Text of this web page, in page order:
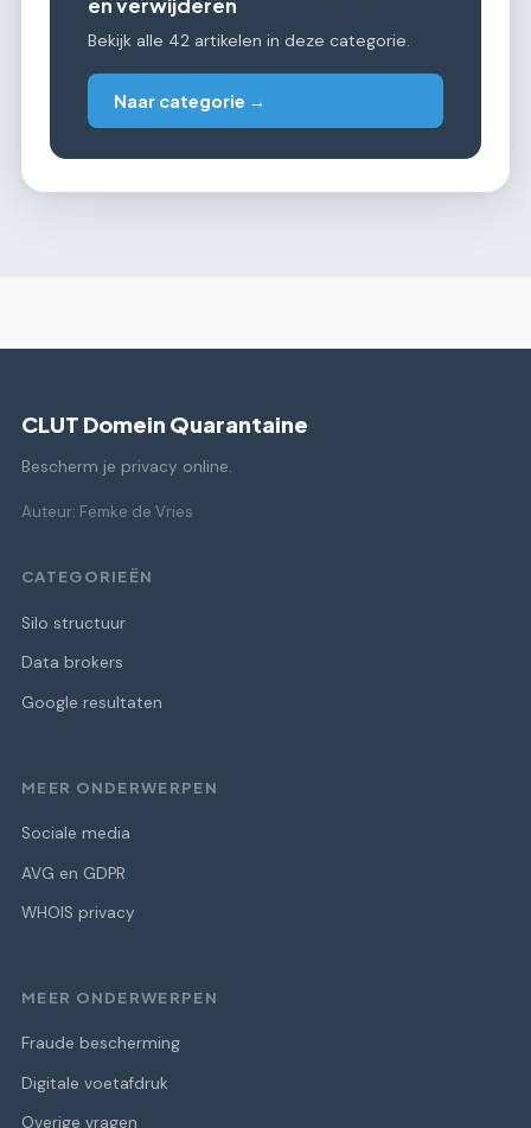
en verwijderen
Bekijk alle 42 artikelen in deze categorie.
Naar categorie →
CLUT Domein Quarantaine
Bescherm je privacy online.
Auteur: Femke de Vries
CATEGORIEËN
Silo structuur
Data brokers
Google resultaten
MEER ONDERWERPEN
Sociale media
AVG en GDPR
WHOIS privacy
MEER ONDERWERPEN
Fraude bescherming
Digitale voetafdruk
Overige vragen